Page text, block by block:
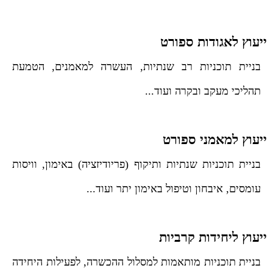
ייעוץ לאגודות ספורט
בניית תוכניות רב שנתיות, העשרה למאמנים, הטמעת
תהליכי מעקב ובקרה ועוד...
ייעוץ למאמני ספורט
בניית תוכניות שנתיות ותיקוף (פריודיזציה) באימון, וויסות
עומסים, איבחון וטיפול באימון יתר ועוד...
ייעוץ ליחידות קרביות
בניית תוכניות מותאמות למסלול ההכשרה, לפעילות היחידה